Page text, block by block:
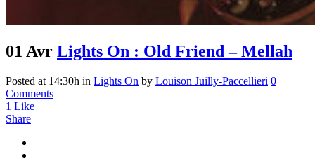
01 Avr Lights On : Old Friend – Mellah
Posted at 14:30h in Lights On by Louison Juilly-Paccellieri 0
Comments
1 Like
Share